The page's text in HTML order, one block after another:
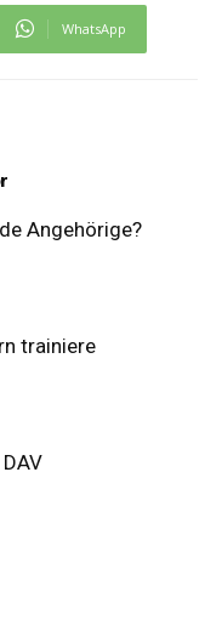
WhatsApp
Angehörige?
trainiere